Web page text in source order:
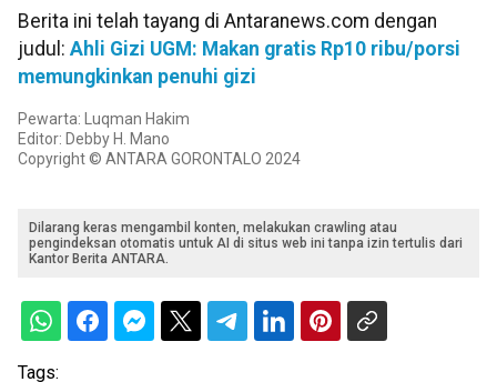
Berita ini telah tayang di Antaranews.com dengan
judul: Ahli Gizi UGM: Makan gratis Rp10 ribu/porsi
memungkinkan penuhi gizi
Pewarta: Luqman Hakim
Editor: Debby H. Mano
Copyright © ANTARA GORONTALO 2024
Dilarang keras mengambil konten, melakukan crawling atau
pengindeksan otomatis untuk AI di situs web ini tanpa izin tertulis dari
Kantor Berita ANTARA.
Tags: